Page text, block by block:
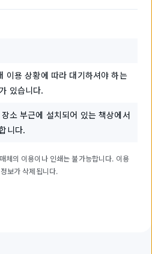
이용 상황에 따라 대기하셔야 하는
있습니다.
소 부근에 설치되어 있는 책상에서
니다.
체의 이용이나 인쇄는 불가능합니다. 이용
보가 삭제됩니다.